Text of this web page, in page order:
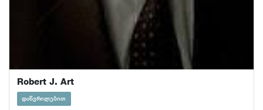
Robert J. Art
დაწვრილებით